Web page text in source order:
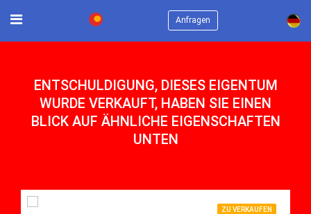
Anfragen ×
ENTSCHULDIGUNG, DIESES EIGENTUM
WURDE VERKAUFT, HABEN SIE EINEN
BLICK AUF ÄHNLICHE EIGENSCHAFTEN
UNTEN
ZU VERKAUFEN